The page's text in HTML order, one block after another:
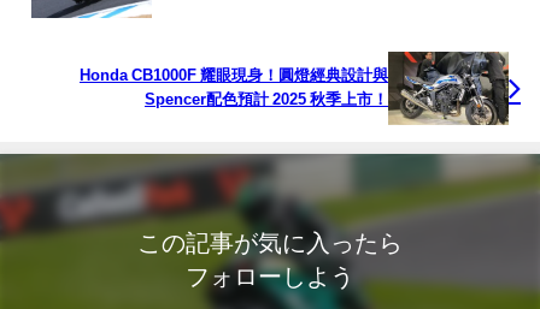
Honda CB1000F 耀眼現身！圓燈經典設計與
Spencer配色預計 2025 秋季上市！
この記事が気に入ったら
フォローしよう